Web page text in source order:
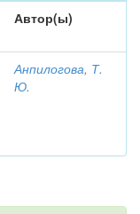
Автор(ы)
Анпилогова, Т.
Ю.